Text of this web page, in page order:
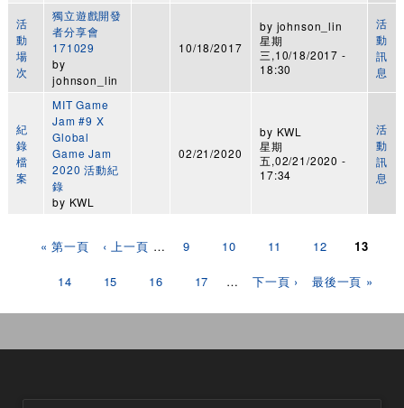
活
動
場
次
獨立遊戲開發
者分享會
171029
by
johnson_lin
10/18/2017
by johnson_lin
星期
三,10/18/2017 -
18:30
活
動
訊
息
紀
錄
檔
案
MIT Game
Jam #9 X
Global
Game Jam
2020 活動紀
錄
by KWL
02/21/2020
by KWL
星期
五,02/21/2020 -
17:34
活
動
訊
息
« 第一頁 ‹ 上一頁 … 9 10 11 12 13
14 15 16 17 … 下一頁 › 最後一頁 »